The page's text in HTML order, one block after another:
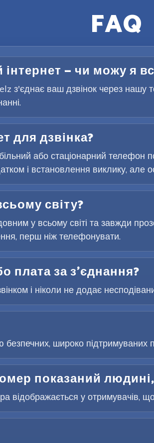
FAQ
— чи можу я
з'єднає ваш дзвінок через
для дзвінка?
або стаціонарний телефон
і встановлення виклику, але
світу?
у всьому світі та завжди
перш ніж телефонувати.
плата за з’єднання?
і ніколи не додає
широко підтримуваних
показаний
відображається у отримувачів,